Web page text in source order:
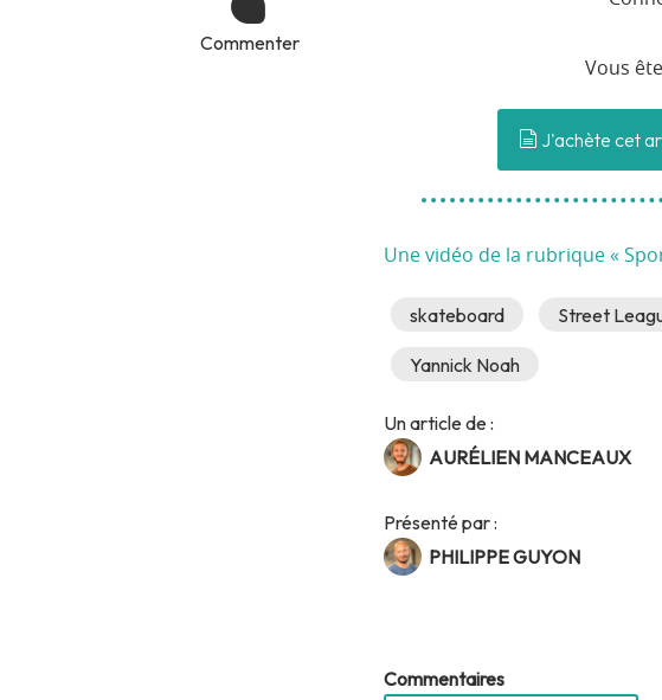
Commenter
Vous
J'achète cet
Une vidéo de la rubrique «
skateboard Street
Yannick Noah
Un article de :
AURÉLIEN MANCEAUX
Présenté par :
PHILIPPE GUYON
Commentaires